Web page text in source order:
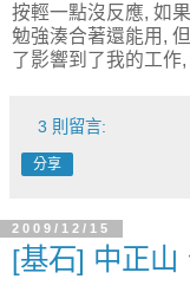
按輕一點沒反應, 如
勉強湊合著還能用,
了影響到了我的工作
3 則留言:
分享
2009/12/15
[基石] 中正山